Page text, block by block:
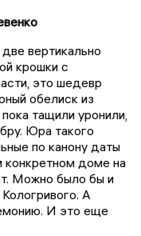
вертикально
крошки с
это шедевр
обелиск из
тащили уронили,
Юра такого
по канону даты
конкретном доме на
Можно было бы и
А
И это еще